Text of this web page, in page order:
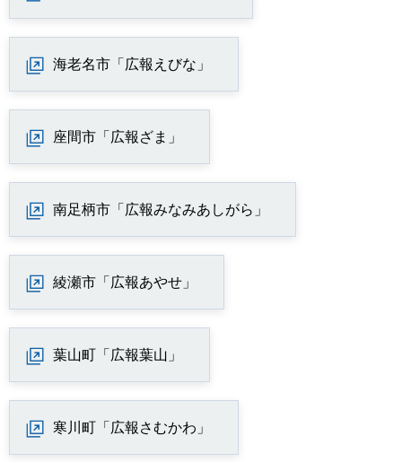
海老名市「広報えびな」
座間市「広報ざま」
南足柄市「広報みなみあしがら」
綾瀬市「広報あやせ」
葉山町「広報葉山」
寒川町「広報さむかわ」